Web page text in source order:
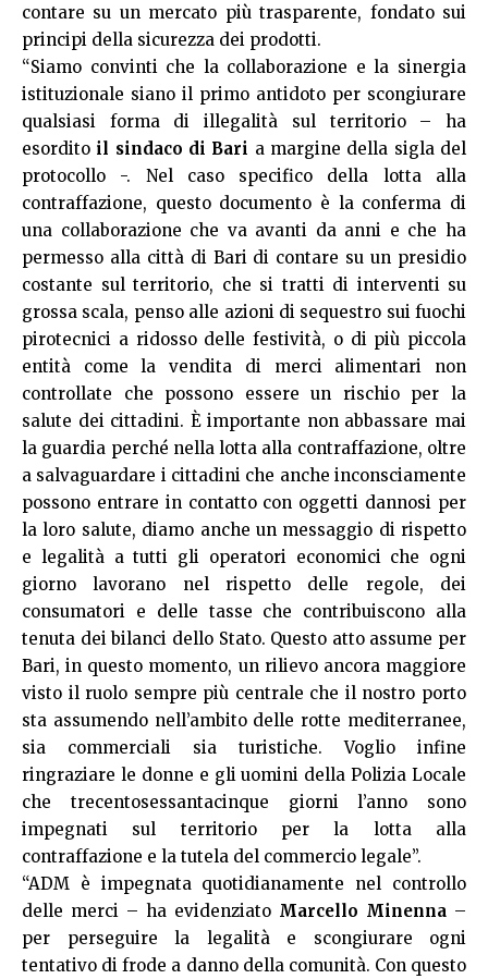
contare su un mercato più trasparente, fondato sui
principi della sicurezza dei prodotti.
“Siamo convinti che la collaborazione e la sinergia
istituzionale siano il primo antidoto per scongiurare
qualsiasi forma di illegalità sul territorio – ha
esordito il sindaco di Bari a margine della sigla del
protocollo -. Nel caso specifico della lotta alla
contraffazione, questo documento è la conferma di
una collaborazione che va avanti da anni e che ha
permesso alla città di Bari di contare su un presidio
costante sul territorio, che si tratti di interventi su
grossa scala, penso alle azioni di sequestro sui fuochi
pirotecnici a ridosso delle festività, o di più piccola
entità come la vendita di merci alimentari non
controllate che possono essere un rischio per la
salute dei cittadini. È importante non abbassare mai
la guardia perché nella lotta alla contraffazione, oltre
a salvaguardare i cittadini che anche inconsciamente
possono entrare in contatto con oggetti dannosi per
la loro salute, diamo anche un messaggio di rispetto
e legalità a tutti gli operatori economici che ogni
giorno lavorano nel rispetto delle regole, dei
consumatori e delle tasse che contribuiscono alla
tenuta dei bilanci dello Stato. Questo atto assume per
Bari, in questo momento, un rilievo ancora maggiore
visto il ruolo sempre più centrale che il nostro porto
sta assumendo nell’ambito delle rotte mediterranee,
sia commerciali sia turistiche. Voglio infine
ringraziare le donne e gli uomini della Polizia Locale
che trecentosessantacinque giorni l’anno sono
impegnati sul territorio per la lotta alla
contraffazione e la tutela del commercio legale”.
“ADM è impegnata quotidianamente nel controllo
delle merci – ha evidenziato Marcello Minenna –
per perseguire la legalità e scongiurare ogni
tentativo di frode a danno della comunità. Con questo